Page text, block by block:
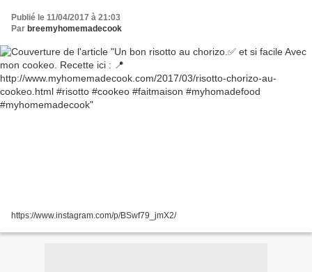
to-chorizo-au-cookeo.html #risotto #cookeo
#faitmaison #myhomadefood
Publié le 11/04/2017 à 21:03
Par breemyhomemadecook
https://www.instagram.com/p/BSwf79_jmX2/